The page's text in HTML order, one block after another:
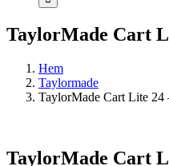
TaylorMade Cart
Hem
Taylormade
TaylorMade Cart Lite 24
TaylorMade Cart